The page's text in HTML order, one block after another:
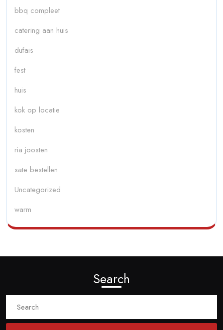
bbq compleet
catering aan huis
dufais
fest
huis
kok op locatie
kosten
ria joosten
sate bestellen
Uncategorized
warm
Search